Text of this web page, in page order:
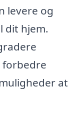
levere og
dit hjem.
forbedre
at